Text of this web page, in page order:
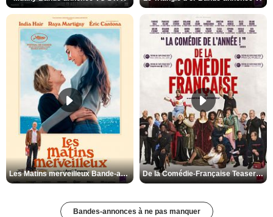
Les Matins merveilleux Bande-annonce VF De la Comédie-Française Teaser VF
Bandes-annonces à ne pas manquer